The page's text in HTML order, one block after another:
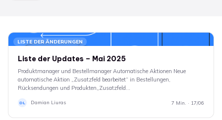
LISTE DER ÄNDERUNGEN
Liste der Updates – Mai 2025
Produktmanager und Bestellmanager Automatische Aktionen Neue
automatische Aktion „Zusatzfeld bearbeitet“ in Bestellungen,
Rücksendungen und Produkten„Zusatzfeld…
DL Damian Liuras 7 Min. · 17/06